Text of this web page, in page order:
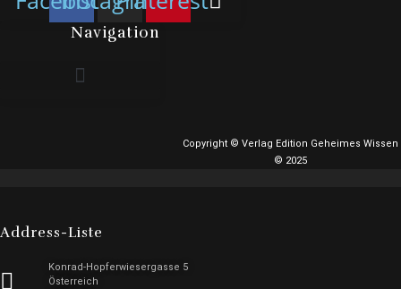
Navigation
Copyright © Verlag Edition Geheimes Wissen
© 2025
Address-Liste
Konrad-Hopferwiesergasse 5
Österreich